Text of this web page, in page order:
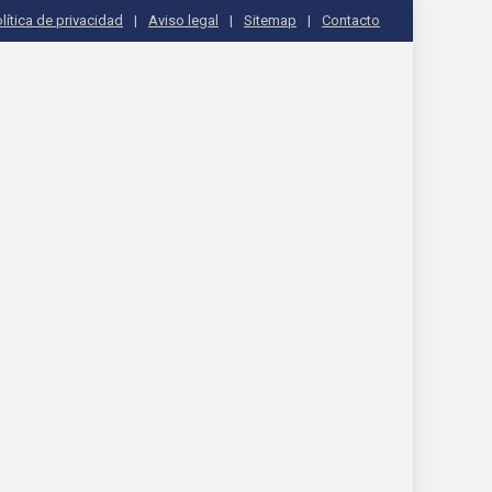
de privacidad Aviso legal Sitemap Contacto